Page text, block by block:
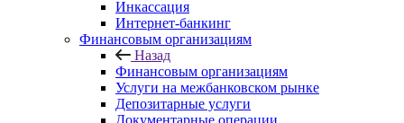
Инкассация
Интернет-банкинг
Финансовым организациям
Назад
Финансовым организациям
Услуги на межбанковском рынке
Депозитарные услуги
Документарные операции